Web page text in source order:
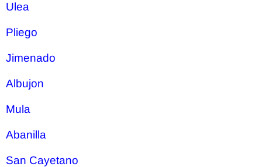
Ulea
Pliego
Jimenado
Albujon
Mula
Abanilla
San Cayetano